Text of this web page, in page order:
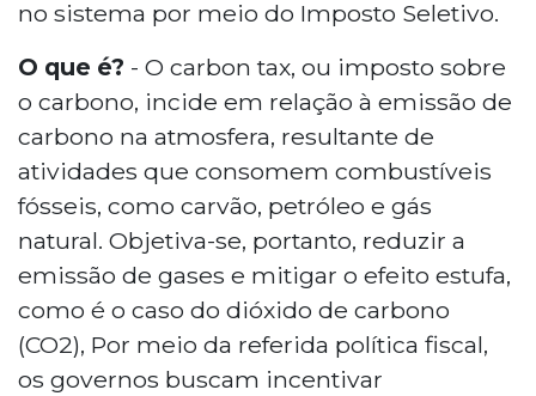
no sistema por meio do Imposto Seletivo.
O que é? - O carbon tax, ou imposto sobre
o carbono, incide em relação à emissão de
carbono na atmosfera, resultante de
atividades que consomem combustíveis
fósseis, como carvão, petróleo e gás
natural. Objetiva-se, portanto, reduzir a
emissão de gases e mitigar o efeito estufa,
como é o caso do dióxido de carbono
(CO2), Por meio da referida política fiscal,
os governos buscam incentivar